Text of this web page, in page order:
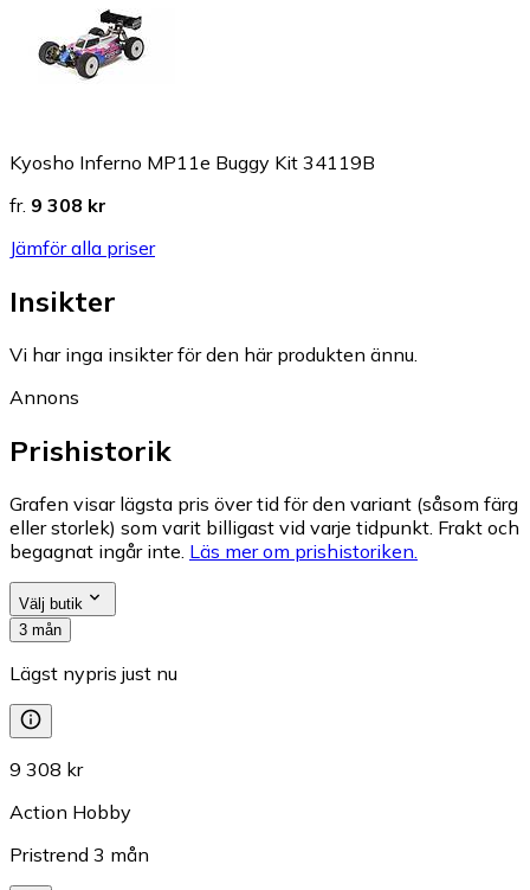
Kyosho Inferno MP11e Buggy Kit 34119B
fr. 9 308 kr
Jämför alla priser
Insikter
Vi har inga insikter för den här produkten ännu.
Annons
Prishistorik
Grafen visar lägsta pris över tid för den variant (såsom färg
eller storlek) som varit billigast vid varje tidpunkt. Frakt och
begagnat ingår inte. Läs mer om prishistoriken.
Välj butik
3 mån
Lägst nypris just nu
9 308 kr
Action Hobby
Pristrend 3 mån